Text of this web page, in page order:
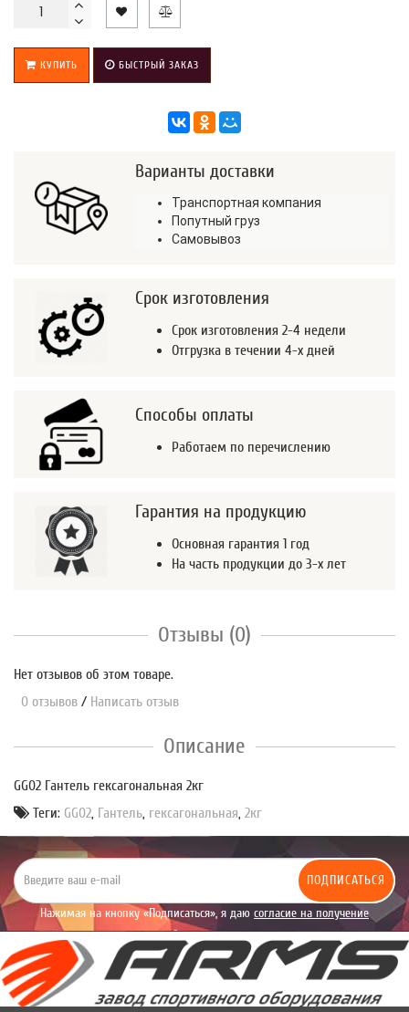
КУПИТЬ БЫСТРЫЙ ЗАКАЗ
Варианты доставки
Транспортная компания
Попутный груз
Самовывоз
Срок изготовления
Срок изготовления 2-4 недели
Отгрузка в течении 4-х дней
Способы оплаты
Работаем по перечислению
Гарантия на продукцию
Основная гарантия 1 год
На часть продукции до 3-х лет
Отзывы (0)
Нет отзывов об этом товаре.
0 отзывов / Написать отзыв
Описание
GG02 Гантель гексагональная 2кг
Теги: GG02, Гантель, гексагональная, 2кг
ПОДПИСАТЬСЯ
Нажимая на кнопку «Подписаться», я даю согласие на получение
уведомлений рекламного характера.